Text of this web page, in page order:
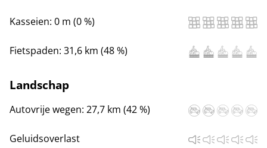
Kasseien: 0 m (0 %)
Fietspaden: 31,6 km (48 %)
Landschap
Autovrije wegen: 27,7 km (42 %)
Geluidsoverlast